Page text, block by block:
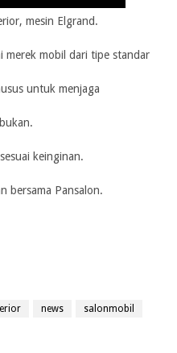
mesin Elgrand.
merek mobil dari tipe standar
untuk menjaga
keinginan.
bersama Pansalon.
news salonmobil